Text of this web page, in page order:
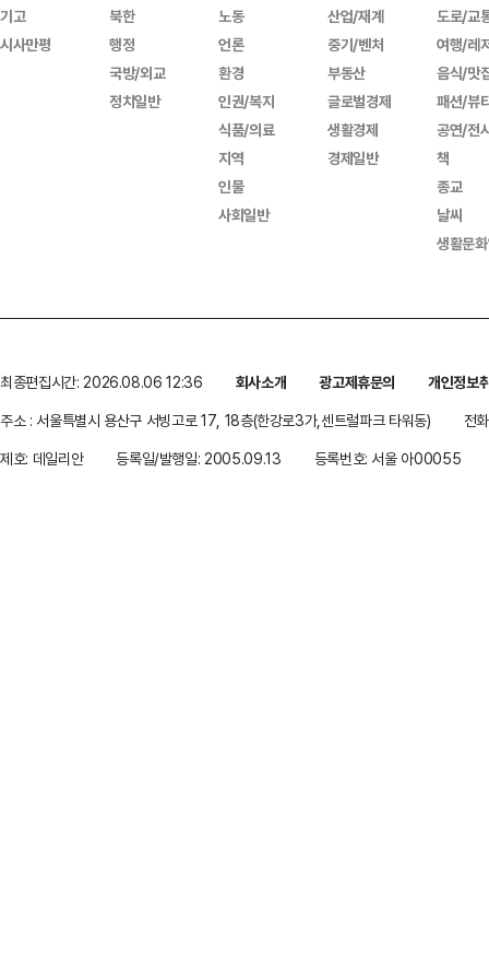
기고
시사만평
북한
행정
국방/외교
정치일반
노동
언론
환경
인권/복지
식품/의료
지역
인물
사회일반
산업/재계
중기/벤처
부동산
글로벌경제
생활경제
경제일반
도로/교
여행/레
음식/맛
패션/뷰
공연/전
책
종교
날씨
생활문
최종편집시간: 2026.08.06 12:36 회사소개 광고제휴문의
개인정보
주소 : 서울특별시 용산구 서빙고로 17, 18층(한강로3가,센트럴파크 타워동)
전
제호: 데일리안
등록일/발행일: 2005.09.13 등록번호: 서울 아00055